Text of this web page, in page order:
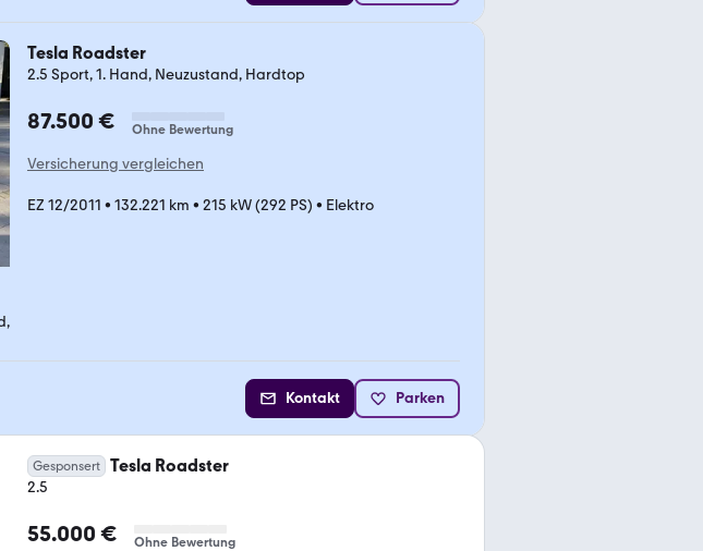
Tesla Roadster
2.5 Sport, 1. Hand, Neuzustand, Hardtop
87.500 € Ohne Bewertung
Versicherung vergleichen
EZ 12/2011 • 132.221 km • 215 kW (292 PS) • Elektro
Kontakt Parken
Gesponsert Tesla Roadster
2.5
55.000 € Ohne Bewertung